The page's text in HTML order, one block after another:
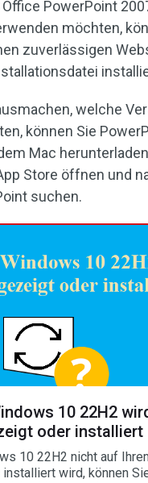
PowerPoint
möchten,
zuverlässigen
welche
können Sie
Mac
Store öffnen und
suchen.
10 22H2
oder installiert
10 22H2 nicht auf
wird, können